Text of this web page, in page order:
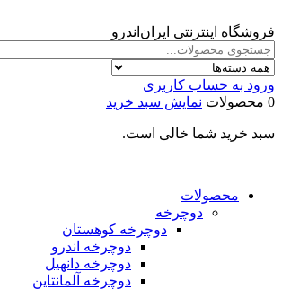
فروشگاه اینترنتی ایران‌اندرو
ورود به حساب کاربری
0 محصولات
نمایش سبد خرید
سبد خرید شما خالی است.
محصولات
دوچرخه
دوچرخه کوهستان
دوچرخه اندرو
دوچرخه دانهیل
دوچرخه آلمانتاین